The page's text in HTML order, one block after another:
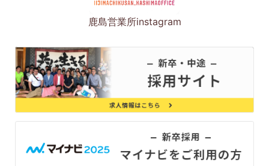
鹿島営業所instagram